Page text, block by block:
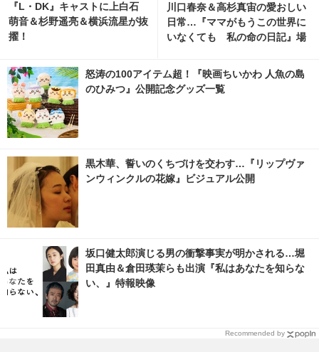
『L・DK』キャストに上白石
萌音＆杉野遥亮＆横浜流星が抜
擢！
川口春奈＆高杉真宙の愛おしい
日常…『ママがもうこの世界に
いなくても 私の命の日記』場
nemacafe.net
怒涛の100アイテム超！『映画ちいかわ 人魚の島
のひみつ』公開記念グッズ一覧
黒木華、誓いのくちづけを交わす…『リップヴァ
ンウィンクルの花嫁』ビジュアル公開
坂口健太郎演じる男の衝撃事実が明かされる…堀
田真由＆倉田瑛茉らも出演『私はあなたを知らな
い、』特報映像
Recommended by